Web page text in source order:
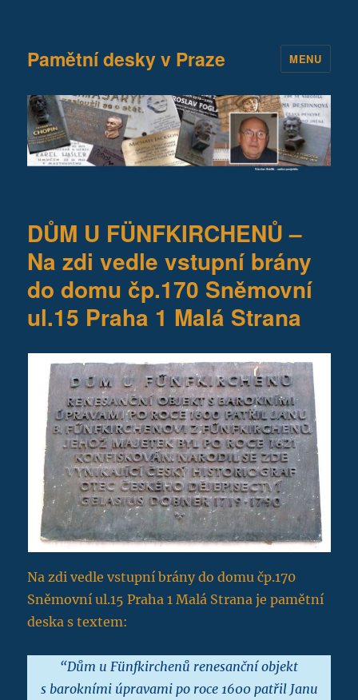
Pamětní desky v Praze MENU
DŮM U FÜNFKIRCHENŮ –
Na zdi vedle vstupní brány
do domu čp.170 Sněmovní
ul.15 Praha 1 Malá Strana
Na zdi vedle vstupní brány do domu čp.170
Sněmovní ul.15 Praha 1 Malá Strana je pamětní
deska s textem:
“Dům u Fünfkirchenů renesanční objekt
s barokními úpravami po roce 1600 patřil Janu